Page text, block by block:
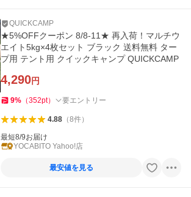
QUICKCAMP
★5%OFFクーポン 8/8-11★ 再入荷！マルチウ
エイト5kg×4枚セット ブラック 送料無料 ター
プ用 テント用 クイックキャンプ QUICKCAMP
4,290円
9% （352pt） 要エントリー
4.88（8件）
最短8/9お届け
YOCABITO Yahoo!店
最安値を見る